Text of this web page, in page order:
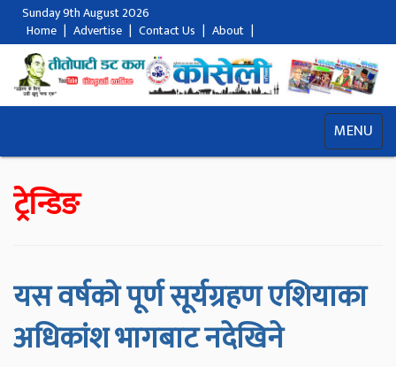
Sunday 9th August 2026
Home | Advertise | Contact Us | About |
MENU
ट्रेन्डिङ
यस वर्षको पूर्ण सूर्यग्रहण एशियाका
अधिकांश भागबाट नदेखिने